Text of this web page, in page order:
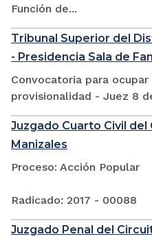
Función de...
Tribunal Superior del
- Presidencia Sala de
Convocatoria para
provisionalidad - Juez 8
Juzgado Cuarto Civil del
Manizales
Proceso: Acción Popular
Radicado: 2017 - 00088
Juzgado Penal del